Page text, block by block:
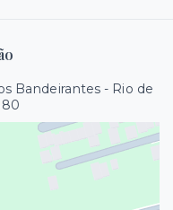
Bandeirantes - Rio de